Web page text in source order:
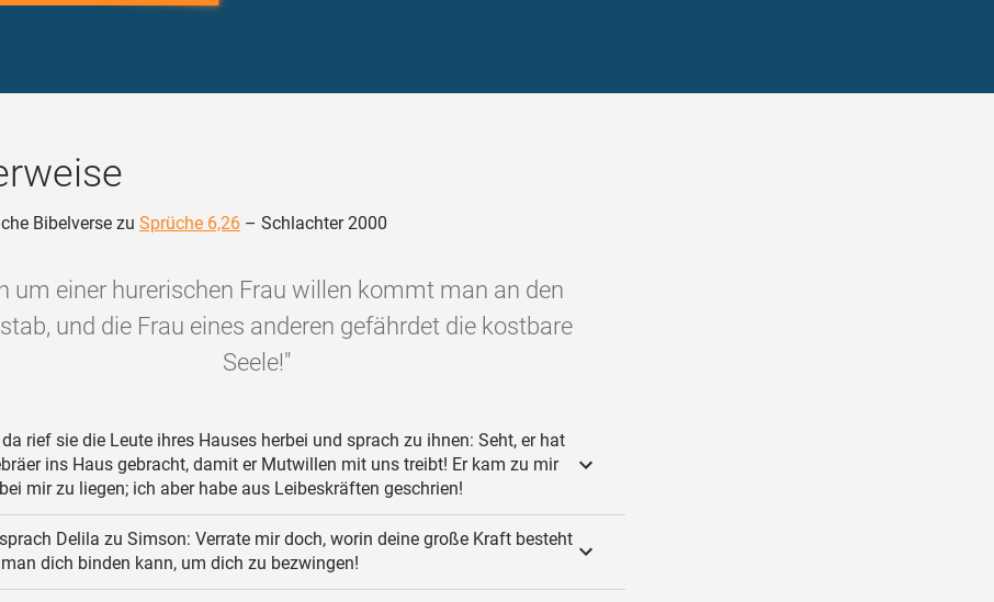
Bibelverse zu Sprüche 6,26 – Schlachter 2000
um einer hurerischen Frau willen kommt man an den
und die Frau eines anderen gefährdet die kostbare
Seele!"
da rief sie die Leute ihres Hauses herbei und sprach zu ihnen: Seht, er hat
ins Haus gebracht, damit er Mutwillen mit uns treibt! Er kam zu mir
mir zu liegen; ich aber habe aus Leibeskräften geschrien!
Delila zu Simson: Verrate mir doch, worin deine große Kraft besteht
dich binden kann, um dich zu bezwingen!